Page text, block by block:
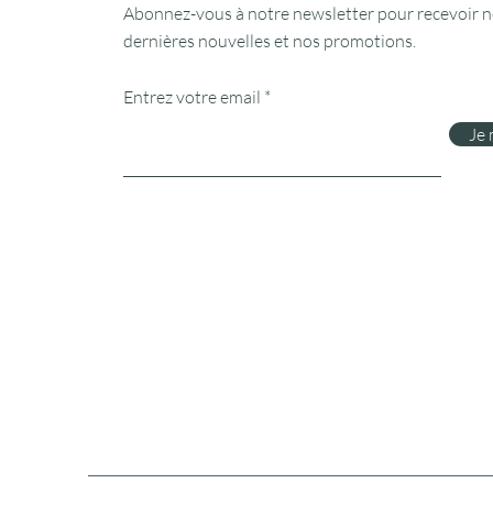
Abonnez-vous à notre newsletter pour recevoir
dernières nouvelles et nos promotions.
Entrez votre email
Je